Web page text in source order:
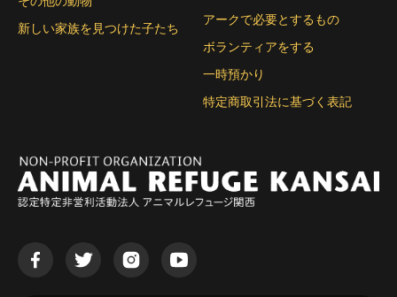
新しい家族を見つけた子たち
アークで必要とするもの
ボランティアをする
一時預かり
特定商取引法に基づく表記